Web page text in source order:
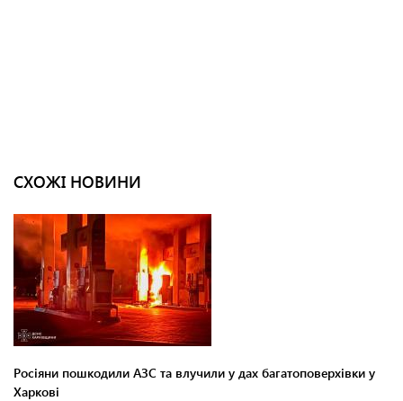
СХОЖІ НОВИНИ
Росіяни пошкодили АЗС та влучили у дах багатоповерхівки у
Харкові